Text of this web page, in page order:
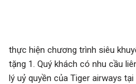
thực hiện chương trình siêu
tặng 1. Quý khách có nhu cầu
lý uỷ quyền của Tiger airways tại